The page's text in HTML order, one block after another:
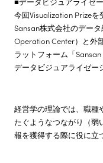
今回Visualization Prizeを
Sansan株式会社のデー
Operation Center）と外
ラットフォーム「
データビジュアライゼー
経営学の理論では、職種
たぐようなつながり（弱
報を獲得する際に役に立